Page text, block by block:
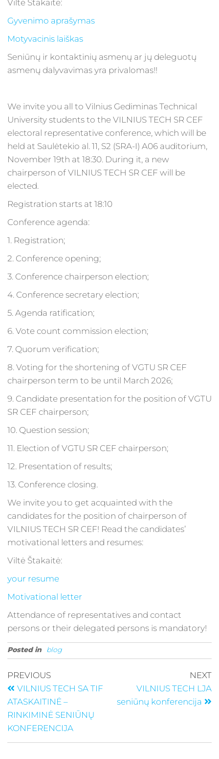
Viltė Štakaitė:
Gyvenimo aprašymas
Motyvacinis laiškas
Seniūnų ir kontaktinių asmenų ar jų deleguotų
asmenų dalyvavimas yra privalomas!!
We invite you all to Vilnius Gediminas Technical
University students to the VILNIUS TECH SR CEF
electoral representative conference, which will be
held at Saulėtekio al. 11, S2 (SRA-I) A06 auditorium,
November 19th at 18:30. During it, a new
chairperson of VILNIUS TECH SR CEF will be
elected.
Registration starts at 18:10
Conference agenda:
1. Registration;
2. Conference opening;
3. Conference chairperson election;
4. Conference secretary election;
5. Agenda ratification;
6. Vote count commission election;
7. Quorum verification;
8. Voting for the shortening of VGTU SR CEF
chairperson term to be until March 2026;
9. Candidate presentation for the position of VGTU
SR CEF chairperson;
10. Question session;
11. Election of VGTU SR CEF chairperson;
12. Presentation of results;
13. Conference closing.
We invite you to get acquainted with the
candidates for the position of chairperson of
VILNIUS TECH SR CEF! Read the candidates’
motivational letters and resumes:
Viltė Štakaitė:
your resume
Motivational letter
Attendance of representatives and contact
persons or their delegated persons is mandatory!
Posted in blog
PREVIOUS
VILNIUS TECH SA TIF
ATASKAITINĖ –
RINKIMINĖ SENIŪNŲ
KONFERENCIJA
NEXT
VILNIUS TECH LJA
seniūnų konferencija